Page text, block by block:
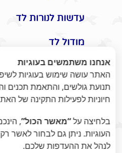
עדשות לנורות לד
מודול לד
אביזרים משלימים
תקעים / שקעים /
מונלד
אומנות
ומוצרי
אנחנו משתמשים בעוגיות
האתר עושה שימוש בעוגיות
תנועת גולשים, והתאמת תכנים
חיוניות לפעילות התקינה של
בלחיצה על“מאשר הכול”,
העוגיות. ניתן גם לבחור לאשר רק
לנהל את ההעדפות שלכם.